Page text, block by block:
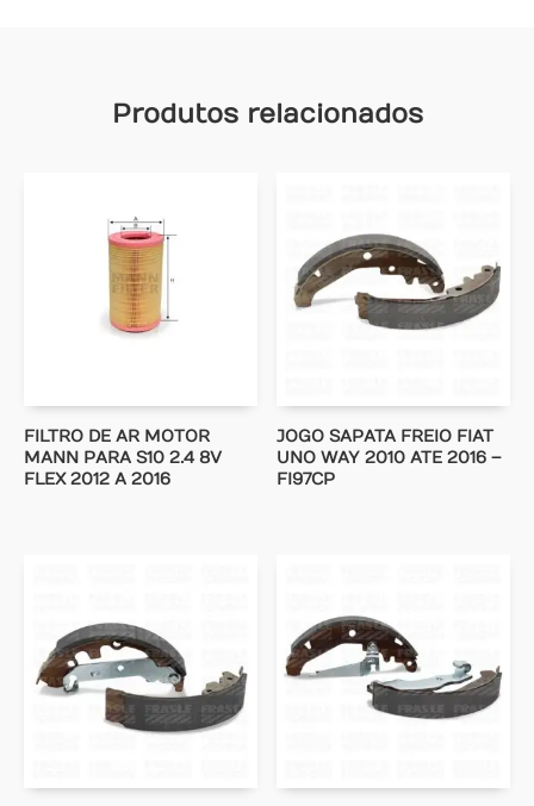
Produtos relacionados
FILTRO DE AR MOTOR
MANN PARA S10 2.4 8V
FLEX 2012 A 2016
JOGO SAPATA FREIO FIAT
UNO WAY 2010 ATE 2016 –
FI97CP